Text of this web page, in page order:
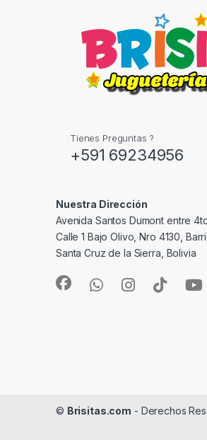
Tienes Preguntas ?
+591 69234956
Nuestra Dirección
Avenida Santos Dumont entre
Calle 1 Bajo Olivo, Nro 4130,
Santa Cruz de la Sierra, Bolivia
© Brisitas.com - Derechos